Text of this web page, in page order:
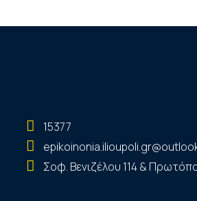
15377
Σοφ. Βενιζέλου 114 &